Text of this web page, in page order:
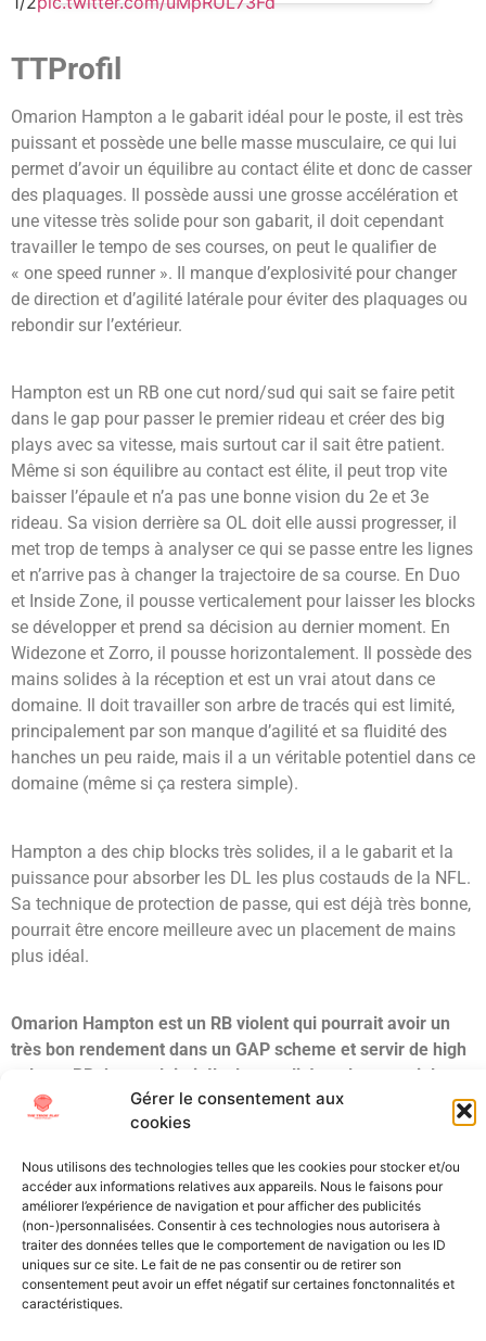
Gérer le consentement aux
cookies
Nous utilisons des technologies telles que les cookies pour stocker et/ou
accéder aux informations relatives aux appareils. Nous le faisons pour
améliorer l’expérience de navigation et pour afficher des publicités
(non-)personnalisées. Consentir à ces technologies nous autorisera à
traiter des données telles que le comportement de navigation ou les ID
uniques sur ce site. Le fait de ne pas consentir ou de retirer son
consentement peut avoir un effet négatif sur certaines fonctonnalités et
caractéristiques.
TTProfil
Omarion Hampton a le gabarit idéal pour le poste, il est très
puissant et possède une belle masse musculaire, ce qui lui
permet d’avoir un équilibre au contact élite et donc de casser
des plaquages. Il possède aussi une grosse accélération et
une vitesse très solide pour son gabarit, il doit cependant
travailler le tempo de ses courses, on peut le qualifier de
« one speed runner ». Il manque d’explosivité pour changer
de direction et d’agilité latérale pour éviter des plaquages ou
rebondir sur l’extérieur.
Hampton est un RB one cut nord/sud qui sait se faire petit
dans le gap pour passer le premier rideau et créer des big
plays avec sa vitesse, mais surtout car il sait être patient.
Même si son équilibre au contact est élite, il peut trop vite
baisser l’épaule et n’a pas une bonne vision du 2e et 3e
rideau. Sa vision derrière sa OL doit elle aussi progresser, il
met trop de temps à analyser ce qui se passe entre les lignes
et n’arrive pas à changer la trajectoire de sa course. En Duo
et Inside Zone, il pousse verticalement pour laisser les blocks
se développer et prend sa décision au dernier moment. En
Widezone et Zorro, il pousse horizontalement. Il possède des
mains solides à la réception et est un vrai atout dans ce
domaine. Il doit travailler son arbre de tracés qui est limité,
principalement par son manque d’agilité et sa fluidité des
hanches un peu raide, mais il a un véritable potentiel dans ce
domaine (même si ça restera simple).
Hampton a des chip blocks très solides, il a le gabarit et la
puissance pour absorber les DL les plus costauds de la NFL.
Sa technique de protection de passe, qui est déjà très bonne,
pourrait être encore meilleure avec un placement de mains
plus idéal.
Omarion Hampton est un RB violent qui pourrait avoir un
très bon rendement dans un GAP scheme et servir de high
volume RB dans celui-ci. Il a les qualités et le potentiel
d’être le RB1 d’une franchise.
Draft Projection : 2nd round
TaggedDraftHAMPTONNCAANFL
DraftOMARIONrbScoutingUNC
All Texts Rights Reserved © 2023